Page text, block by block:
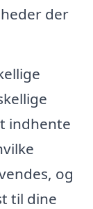
der
indhente
og
til dine